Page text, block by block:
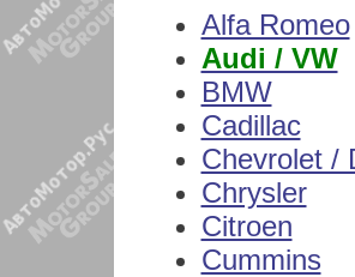
Alfa Romeo
Audi / VW
BMW
Cadillac
Chevrolet /
Chrysler
Citroen
Cummins